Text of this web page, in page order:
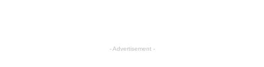
- Advertisement -